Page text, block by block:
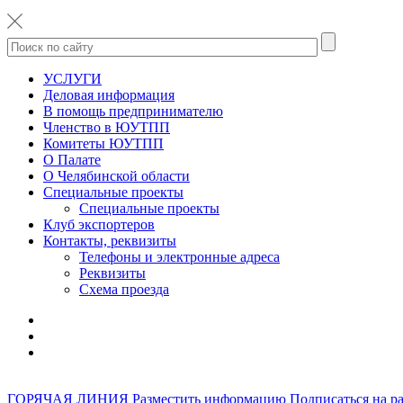
УСЛУГИ
Деловая информация
В помощь предпринимателю
Членство в ЮУТПП
Комитеты ЮУТПП
О Палате
О Челябинской области
Специальные проекты
Специальные проекты
Клуб экспортеров
Контакты, реквизиты
Телефоны и электронные адреса
Реквизиты
Схема проезда
ГОРЯЧАЯ ЛИНИЯ Разместить информацию Подписаться на